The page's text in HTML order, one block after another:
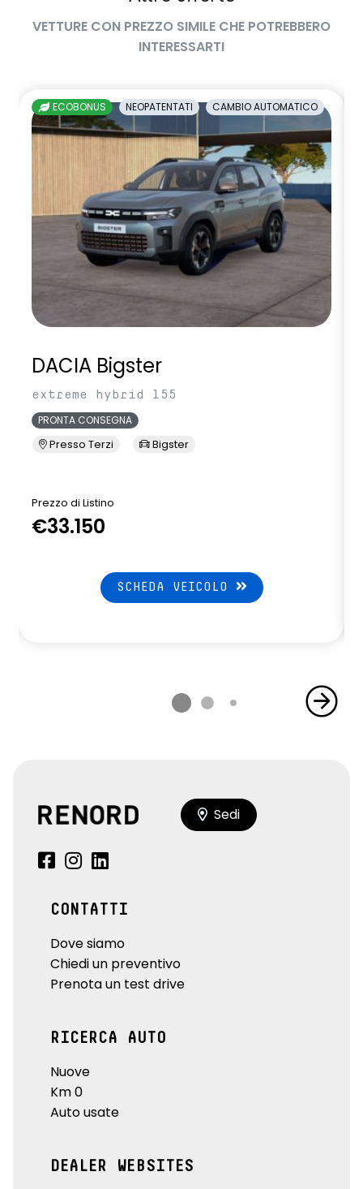
Pack standard connectivity tramite app my rnlt
predisposizione alcolock / alcol interlock
privacy glass
retrovisore interno fotocromatico Frame Less senza cornice
retrovisori esterni richiudibili elettricamente
sedili posteriori ripiegabili 1/3 - 2/3
sellerie in tessuto nero jacquard riciclato e tessuto nero
titanio con imp. blu Alpine
sistema di controllo della pressione pneumatici indiretto
sistema di frenata d'emergenza attiva
volante in pelle
VETTURE CON PREZZO SIMILE CHE POTREBBERO
INTERESSARTI
ECOBONUS NEOPATENTATI CAMBIO AUTOMATICO
DACIA Bigster
extreme hybrid 155
PRONTA CONSEGNA
Presso Terzi Bigster
Prezzo di Listino
€33.150
SCHEDA VEICOLO
Sedi
CONTATTI
Dove siamo
Chiedi un preventivo
Prenota un test drive
RICERCA AUTO
Nuove
Km 0
Auto usate
DEALER WEBSITES